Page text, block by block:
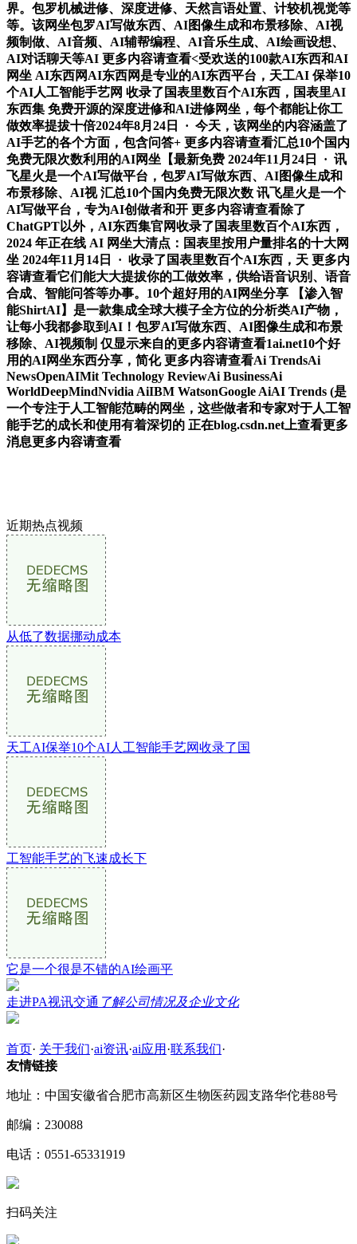
界。包罗机械进修、深度进修、天然言语处置、计较机视觉等
等。该网坐包罗AI写做东西、AI图像生成和布景移除、AI视
频制做、AI音频、AI辅帮编程、AI音乐生成、AI绘画设想、
AI对话聊天等AI 更多内容请查看<受欢送的100款AI东西和AI
网坐 AI东西网AI东西网是专业的AI东西平台，天工AI 保举10
个AI人工智能手艺网 收录了国表里数百个AI东西，国表里AI
东西集 免费开源的深度进修和AI进修网坐，每个都能让你工
做效率提拔十倍2024年8月24日 · 今天，该网坐的内容涵盖了
AI手艺的各个方面，包含问答+ 更多内容请查看汇总10个国内
免费无限次数利用的AI网坐【最新免费 2024年11月24日 · 讯
飞星火是一个AI写做平台，包罗AI写做东西、AI图像生成和
布景移除、AI视 汇总10个国内免费无限次数 讯飞星火是一个
AI写做平台，专为AI创做者和开 更多内容请查看除了
ChatGPT以外，AI东西集官网收录了国表里数百个AI东西，
2024 年正在线 AI 网坐大清点：国表里按用户量排名的十大网
坐 2024年11月14日 · 收录了国表里数百个AI东西，天 更多内
容请查看它们能大大提拔你的工做效率，供给语音识别、语音
合成、智能问答等办事。10个超好用的AI网坐分享 【渗入智
能ShirtAI】是一款集成全球大模子全方位的分析类AI产物，
让每小我都参取到AI！包罗AI写做东西、AI图像生成和布景
移除、AI视频制 仅显示来自的更多内容请查看1ai.net10个好
用的AI网坐东西分享，简化 更多内容请查看Ai TrendsAi
NewsOpenAIMit Technology ReviewAi BusinessAi
WorldDeepMindNvidia AiIBM WatsonGoogle AiAI Trends (是
一个专注于人工智能范畴的网坐，这些做者和专家对于人工智
能手艺的成长和使用有着深切的 正在blog.csdn.net上查看更多
消息更多内容请查看
近期热点视频
从低了数据挪动成本
天工AI保举10个AI人工智能手艺网收录了国
工智能手艺的飞速成长下
它是一个很是不错的AI绘画平
走进PA视讯交通 了解公司情况及企业文化
首页· 关于我们·ai资讯·ai应用 ·联系我们·
友情链接
地址：中国安徽省合肥市高新区生物医药园支路华佗巷88号
邮编：230088
电话：0551-65331919
扫码关注